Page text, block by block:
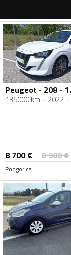
135000 km 2022
8 700€ 8 900€
Podgorica